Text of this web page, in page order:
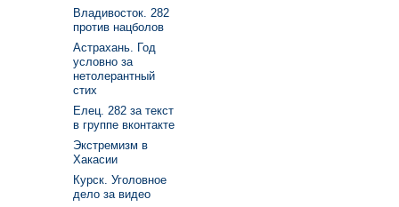
Владивосток. 282
против нацболов
Астрахань. Год
условно за
нетолерантный
стих
Елец. 282 за текст
в группе вконтакте
Экстремизм в
Хакасии
Курск. Уголовное
дело за видео